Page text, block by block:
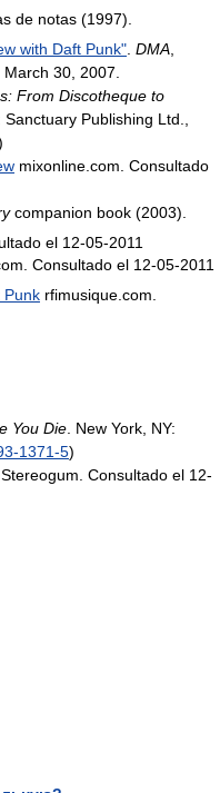
de notas (1997).
with Daft Punk" DMA
March 30, 2007.
From Discotheque to
Publishing Ltd.,
mixonline.com. Consultado
companion book (2003).
el 12-05-2011
Consultado el 12-05-2011
Punk rfimusique.com.
You Die . New York, NY:
1371-5)
Stereogum. Consultado el 12-